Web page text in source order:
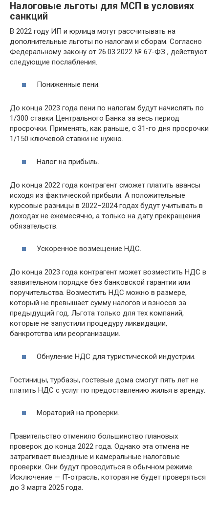
Налоговые льготы для МСП в условиях
санкций
В 2022 году ИП и юрлица могут рассчитывать на
дополнительные льготы по налогам и сборам. Согласно
Федеральному закону от 26.03.2022 № 67-ФЗ , действуют
следующие послабления.
Пониженные пени.
До конца 2023 года пени по налогам будут начислять по
1/300 ставки Центрального Банка за весь период
просрочки. Применять, как раньше, с 31-го дня просрочки
1/150 ключевой ставки не нужно.
Налог на прибыль.
До конца 2022 года контрагент сможет платить авансы
исходя из фактической прибыли. А положительные
курсовые разницы в 2022–2024 годах будут учитывать в
доходах не ежемесячно, а только на дату прекращения
обязательств.
Ускоренное возмещение НДС.
До конца 2023 года контрагент может возместить НДС в
заявительном порядке без банковской гарантии или
поручительства. Возместить НДС можно в размере,
который не превышает сумму налогов и взносов за
предыдущий год. Льгота только для тех компаний,
которые не запустили процедуру ликвидации,
банкротства или реорганизации.
Обнуление НДС для туристической индустрии.
Гостиницы, турбазы, гостевые дома смогут пять лет не
платить НДС с услуг по предоставлению жилья в аренду.
Мораторий на проверки.
Правительство отменило большинство плановых
проверок до конца 2022 года. Однако эта отмена не
затрагивает выездные и камеральные налоговые
проверки. Они будут проводиться в обычном режиме.
Исключение — IT-отрасль, которая не будет проверяться
до 3 марта 2025 года.